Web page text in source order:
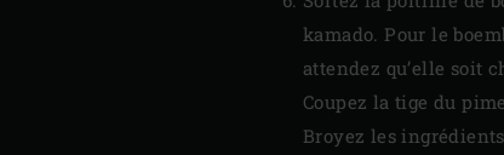
kamado. Pour le
attendez qu’elle soit
Coupez la tige du
Broyez les